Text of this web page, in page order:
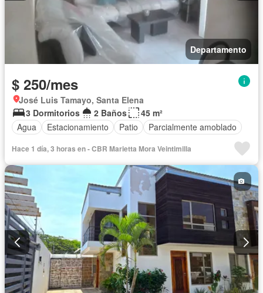
Departamento
$ 250/mes
José Luis Tamayo, Santa Elena
3 Dormitorios
2 Baños
45 m²
Agua
Estacionamiento Patio Parcialmente amoblado
Hace 1 día, 3 horas en - CBR Marietta Mora Veintimilla